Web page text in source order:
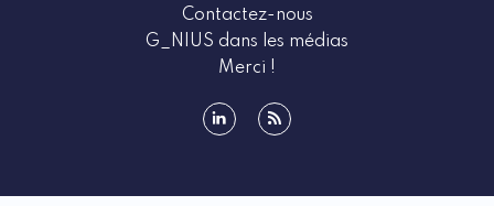
Contactez-nous
G_NIUS dans les médias
Merci !